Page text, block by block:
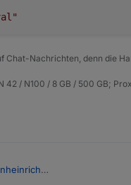
"from":
"_id":
    "object": 1636,
"ownerGroup":
Chat-Nachrichten, denn die
42 / N100 / 8 GB / 500 GB;